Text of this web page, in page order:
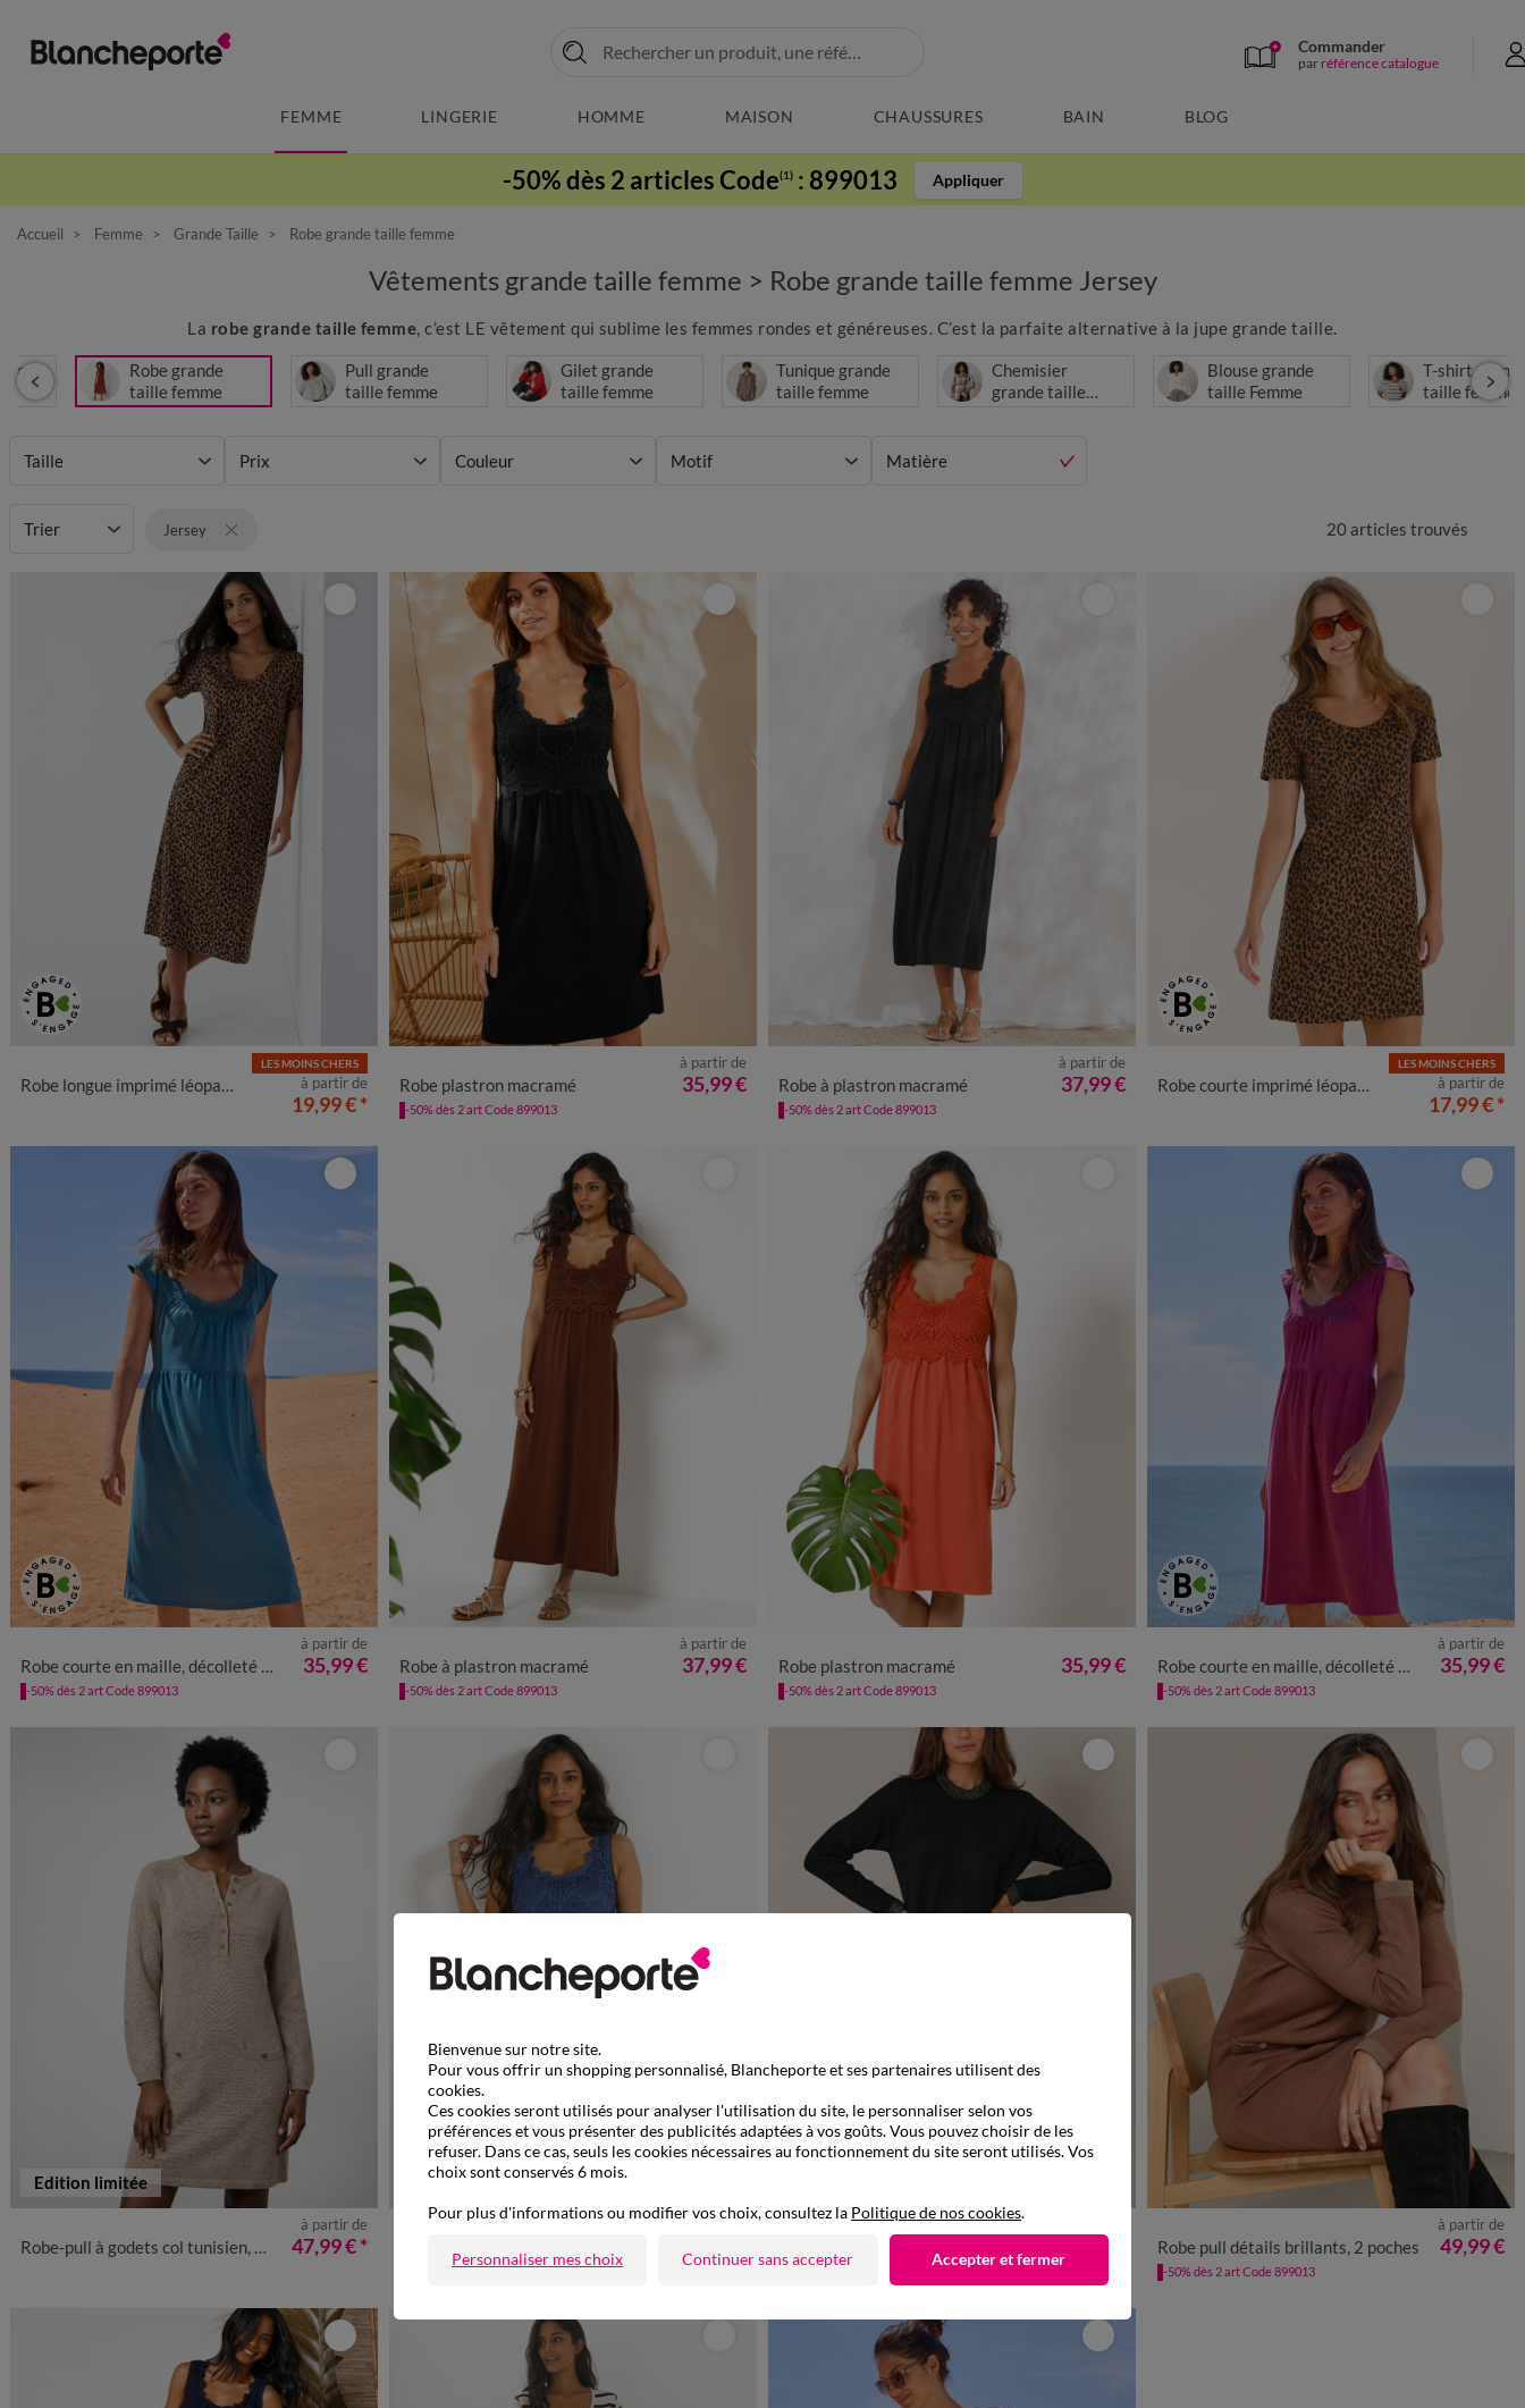
Commander
par référence catalogue
FEMME LINGERIE HOMME MAISON CHAUSSURES BAIN BLOG
-50% dès 2 articles Code(1) : 899013 Appliquer
Accueil Femme Grande Taille Robe grande taille femme
Vêtements grande taille femme > Robe grande taille femme Jersey
La robe grande taille femme, c’est LE vêtement qui sublime les femmes rondes et généreuses. C’est la parfaite alternative à la jupe grande taille.
Robe grande
taille femme
Pull grande
taille femme
Gilet grande
taille femme
Tunique grande
taille femme
Chemisier
grande taille
Blouse grande
taille Femme
T-shirt
taille femme
Taille Prix Couleur Motif Matière
20 articles trouvés
Trier Jersey
50 52 54
Robe longue imprimé léopard
LES MOINS CHERS
à partir de
19,99 €*
52 54
Robe plastron macramé
à partir de
35,99 €
-50% dès 2 art Code 899013
52 54
Robe à plastron macramé
à partir de
37,99 €
-50% dès 2 art Code 899013
50 52 54
Robe courte imprimé léopard
LES MOINS CHERS
à partir de
17,99 €*
52 54
Robe courte en maille, décolleté macramé
à partir de
35,99 €
-50% dès 2 art Code 899013
52 54
Robe à plastron macramé
à partir de
37,99 €
-50% dès 2 art Code 899013
Robe plastron macramé 35,99 €
-50% dès 2 art Code 899013
52 54
Robe courte en maille, décolleté macramé
à partir de
35,99 €
-50% dès 2 art Code 899013
Edition limitée
52 54
Robe-pull à godets col tunisien, détails couture
à partir de
47,99 €*
42/44 46/48 50 52 54 56
49,99 €
-50% dès 2 art Code 899013
54 56
Robe pull détails brillants, 2 poches
à partir de
49,99 €
-50% dès 2 art Code 899013
Bienvenue sur notre site.
Pour vous offrir un shopping personnalisé, Blancheporte et ses partenaires utilisent des
cookies.
Ces cookies seront utilisés pour analyser l'utilisation du site, le personnaliser selon vos
préférences et vous présenter des publicités adaptées à vos goûts. Vous pouvez choisir de les
refuser. Dans ce cas, seuls les cookies nécessaires au fonctionnement du site seront utilisés. Vos
choix sont conservés 6 mois.
Pour plus d'informations ou modifier vos choix, consultez la Politique de nos cookies.
Personnaliser mes choix Continuer sans accepter Accepter et fermer